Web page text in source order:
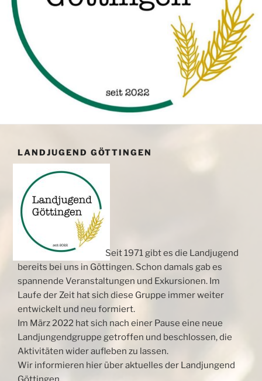
LANDJUGEND GÖTTINGEN
Seit 1971 gibt es die Landjugend
bereits bei uns in Göttingen. Schon damals gab es
spannende Veranstaltungen und Exkursionen. Im
Laufe der Zeit hat sich diese Gruppe immer weiter
entwickelt und neu formiert.
Im März 2022 hat sich nach einer Pause eine neue
Landjungendgruppe getroffen und beschlossen, die
Aktivitäten wider aufleben zu lassen.
Wir informieren hier über aktuelles der Landjungend